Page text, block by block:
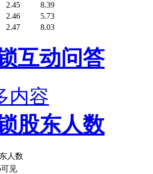
2.45
8.39
2.46
5.73
2.47 8.03
互动问答
内容
股东人数
人数
见